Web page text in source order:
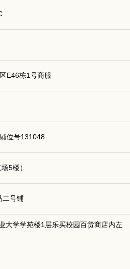
E46栋1号商服
位号131048
5楼）
二号铺
大学学苑楼1层乐买校园百货商店内左